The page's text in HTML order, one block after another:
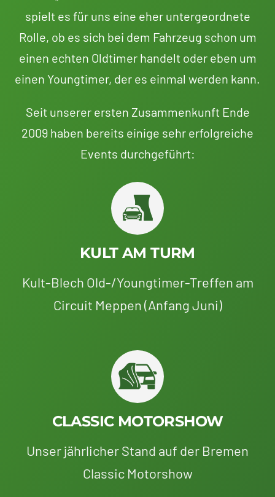
spielt es für uns eine eher untergeordnete
Rolle, ob es sich bei dem Fahrzeug schon um
einen echten Oldtimer handelt oder eben um
einen Youngtimer, der es einmal werden kann.
Seit unserer ersten Zusammenkunft Ende
2009 haben bereits einige sehr erfolgreiche
Events durchgeführt:
KULT AM TURM
Kult-Blech Old-/Youngtimer-Treffen am
Circuit Meppen (Anfang Juni)
CLASSIC MOTORSHOW
Unser jährlicher Stand auf der Bremen
Classic Motorshow